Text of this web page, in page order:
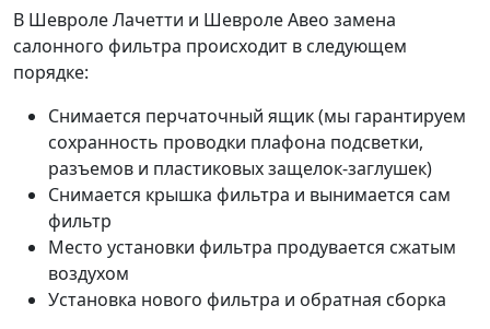
В Шевроле Лачетти и Шевроле Авео замена
салонного фильтра происходит в следующем
порядке:
Снимается перчаточный ящик (мы гарантируем
сохранность проводки плафона подсветки,
разъемов и пластиковых защелок-заглушек)
Снимается крышка фильтра и вынимается сам
фильтр
Место установки фильтра продувается сжатым
воздухом
Установка нового фильтра и обратная сборка